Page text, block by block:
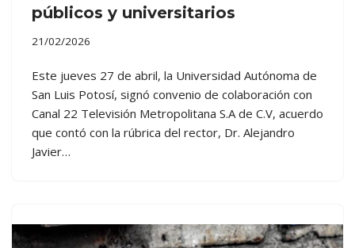
públicos y universitarios
21/02/2026
Este jueves 27 de abril, la Universidad Autónoma de
San Luis Potosí, signó convenio de colaboración con
Canal 22 Televisión Metropolitana S.A de C.V, acuerdo
que contó con la rúbrica del rector, Dr. Alejandro
Javier…